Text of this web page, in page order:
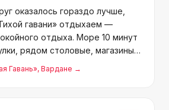
оказалось гораздо лучше,
гавани» отдыхаем —
отдыха. Море 10 минут
рядом столовые, магазины,
отзывчивая, такие люди —
Гавань», Вардане →